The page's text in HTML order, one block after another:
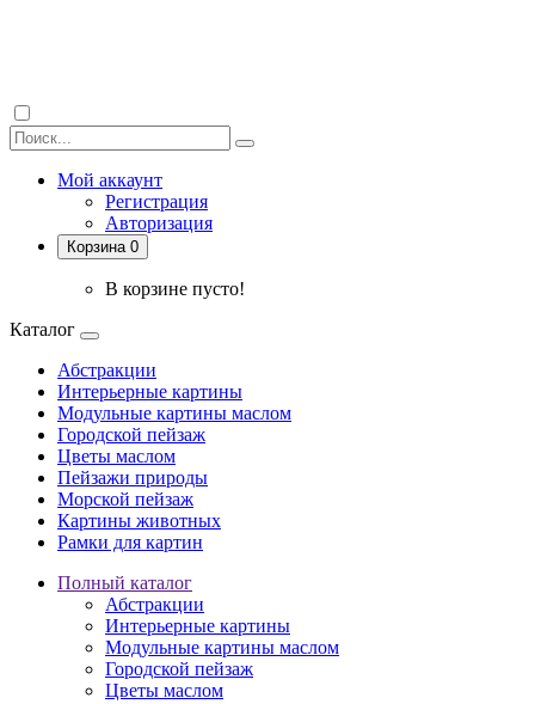
Мой аккаунт
Регистрация
Авторизация
Корзина 0
В корзине пусто!
Каталог
Абстракции
Интерьерные картины
Модульные картины маслом
Городской пейзаж
Цветы маслом
Пейзажи природы
Морской пейзаж
Картины животных
Рамки для картин
Полный каталог
Абстракции
Интерьерные картины
Модульные картины маслом
Городской пейзаж
Цветы маслом